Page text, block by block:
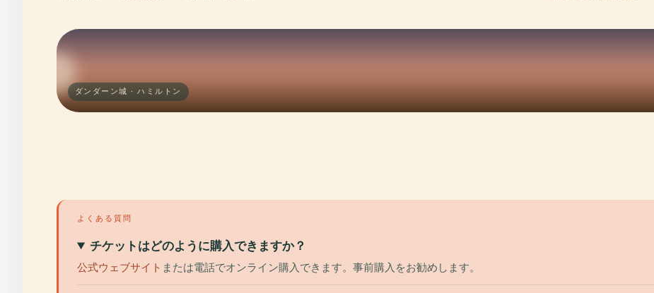
ダンダーン城 · ハミルトン
よくある質問
チケットはどのように購入できますか？
公式ウェブサイト または電話でオンライン購入できます。事前購入をお勧めします。